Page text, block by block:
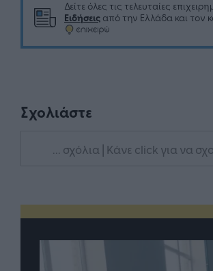
Δείτε όλες τις τελευταίες
Ειδήσεις από την Ελλάδα και τον
Σχολιάστε
... σχόλια | Κάνε click για να